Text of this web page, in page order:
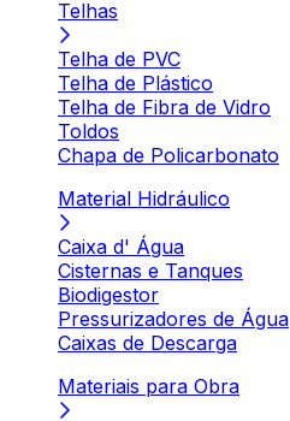
Telhas
Telha de PVC
Telha de Plástico
Telha de Fibra de Vidro
Toldos
Chapa de Policarbonato
Material Hidráulico
Caixa d' Água
Cisternas e Tanques
Biodigestor
Pressurizadores de Água
Caixas de Descarga
Materiais para Obra